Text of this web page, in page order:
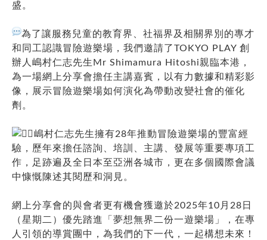
盛。
為了讓服務兒童的教育界、社福界及相關界別的專才
和同工認識冒險遊樂場，我們邀請了TOKYO PLAY 創
辦人嶋村仁志先生Mr Shimamura Hitoshi親臨本港，
為一場網上分享會擔任主講嘉賓，以有力數據和精彩影
像，展示冒險遊樂場如何演化為帶動改變社會的催化
劑。
嶋村仁志先生擁有28年推動冒險遊樂場的豐富經
驗，歷年來擔任諮詢、培訓、主講、發展等重要專項工
作，足跡遍及全日本至亞洲各城市，更在多個國際會議
中慷慨陳述其閱歷和洞見。
網上分享會的與會者更有機會獲邀於2025年10月28日
（星期二）優先踏進「夢想無界二份一遊樂場」，在專
人引領的導賞團中，為我們的下一代，一起構想未來！